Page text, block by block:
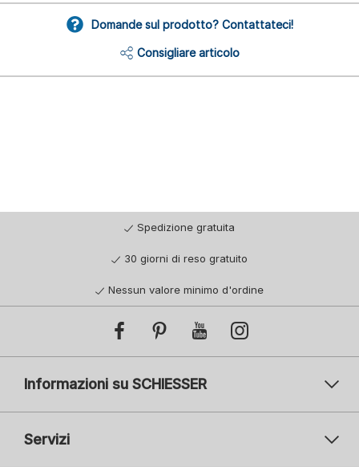
Domande sul prodotto? Contattateci!
Consigliare articolo
Spedizione gratuita
30 giorni di reso gratuito
Nessun valore minimo d'ordine
Informazioni su SCHIESSER
Servizi